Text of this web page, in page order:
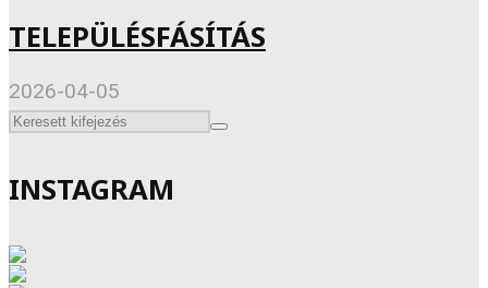
TELEPÜLÉSFÁSÍTÁS
2026-04-05
INSTAGRAM